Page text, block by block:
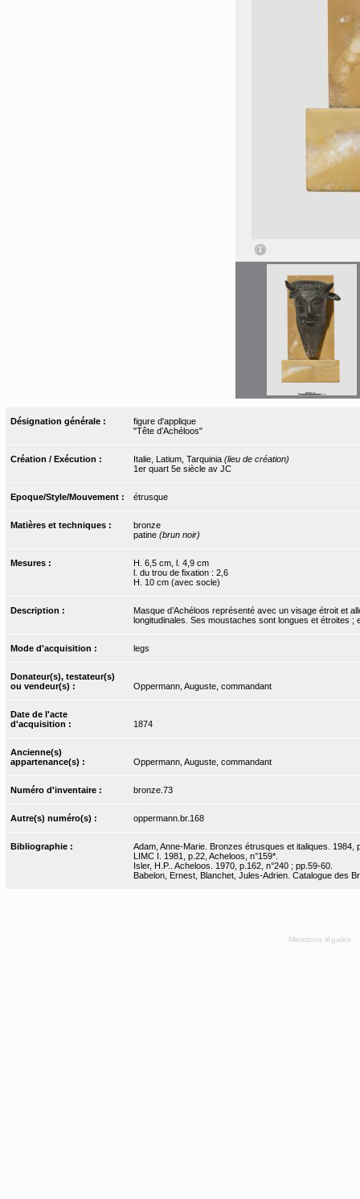
Désignation générale :
figure d'applique
"Tête d’Achéloos"
Création / Exécution : Italie, Latium, Tarquinia (lieu de création)
1er quart 5e siècle av JC
Epoque/Style/Mouvement : étrusque
Matières et techniques :
bronze
patine (brun noir)
Mesures :
H. 6,5 cm, l. 4,9 cm
l. du trou de fixation : 2,6
H. 10 cm (avec socle)
Description :
Masque d’Achéloos représenté avec un visage étroit et
longitudinales. Ses moustaches sont longues et étroites
Mode d'acquisition : legs
Donateur(s), testateur(s)
ou vendeur(s) :
Oppermann, Auguste, commandant
Date de l'acte
d'acquisition :
1874
Ancienne(s)
appartenance(s) :
Oppermann, Auguste, commandant
Numéro d'inventaire : bronze.73
Autre(s) numéro(s) : oppermann.br.168
Bibliographie :
Adam, Anne-Marie. Bronzes étrusques et italiques. 1984,
LIMC I. 1981, p.22, Acheloos, n°159*.
Isler, H.P.. Acheloos. 1970, p.162, n°240 ; pp.59-60.
Babelon, Ernest, Blanchet, Jules-Adrien. Catalogue des
Mentions légales